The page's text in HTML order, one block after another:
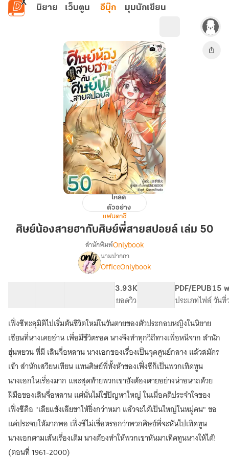
ข้ามไปยังเนื้อหาหลัก
นิยาย เว็บตูน อีบุ๊ก มุมนักเขียน
สาย
ศิษย์
ปอ
ยล์
เล่ม
50
โหลด
ตัวอย่าง
แฟนตาซี
ศิษย์น้องสายฮากับศิษย์พี่สายสปอยล์ เล่ม 50
เรื่อง[จบ]
ศิษย์
น้อง
สาย
ฮา
กับ
ศิษย์
พี่
สาย
ส
ปอ
ยล์
สำนักพิมพ์Onlybook
นามปากกา
OfficeOnlybook
3.93K
ยอดวิว
PDF/EPUB
ประเภทไฟล์
15
วันที่
เฟิ่งซีทะลุมิติไปเริ่มต้นชีวิตใหม่ในวันตายของตัวประกอบหญิงในนิยาย
เซียนที่นางเคยอ่าน เพื่อมีชีวิตรอด นางจึงทำทุกวิถีทางเพื่อหนีจาก สำนัก
ฮุ่นหยวน ที่มี เสินจื่อหลาน นางเอกของเรื่องเป็นจุดศูนย์กลาง แล้วสมัคร
เข้า สำนักเสวียนเทียน แทนศิษย์พี่ทั้งห้าของเฟิ่งซีก็เป็นพวกเทิดทูน
นางเอกในเรื่องมาก และสุดท้ายพวกเขายังต้องตายอย่างน่าอนาถด้วย
ฝีมือของเสินจื่อหลาน แต่นั่นไม่ใช่ปัญหาใหญ่ ในเมื่อคติประจำใจของ
เฟิ่งซีคือ "เลียแข้งเลียขาให้ยิ่งกว่าหมา แล้วจะได้เป็นใหญ่ในหมู่คน" ขอ
แค่ประจบให้มากพอ เฟิ่งซีไม่เชื่อหรอกว่าพวกศิษย์พี่จะหันไปเทิดทูน
นางเอกตามเส้นเรื่องเดิม นางต้องทำให้พวกเขาหันมาเทิดทูนนางให้ได้!
(ตอนที่ 1961-2000)